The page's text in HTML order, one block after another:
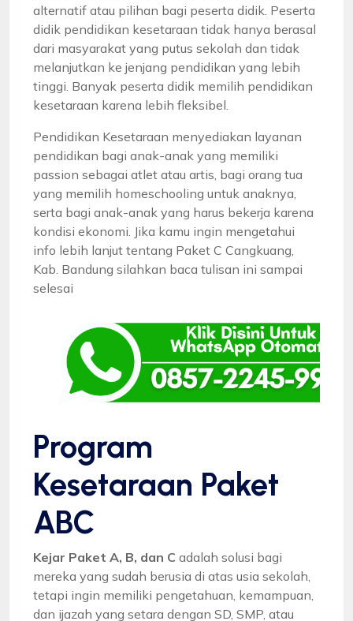
alternatif atau pilihan bagi peserta didik. Peserta
didik pendidikan kesetaraan tidak hanya berasal
dari masyarakat yang putus sekolah dan tidak
melanjutkan ke jenjang pendidikan yang lebih
tinggi. Banyak peserta didik memilih pendidikan
kesetaraan karena lebih fleksibel.
Pendidikan Kesetaraan menyediakan layanan
pendidikan bagi anak-anak yang memiliki
passion sebagai atlet atau artis, bagi orang tua
yang memilih homeschooling untuk anaknya,
serta bagi anak-anak yang harus bekerja karena
kondisi ekonomi. Jika kamu ingin mengetahui
info lebih lanjut tentang Paket C Cangkuang,
Kab. Bandung silahkan baca tulisan ini sampai
selesai
Program
Kesetaraan Paket
ABC
Kejar Paket A, B, dan C adalah solusi bagi
mereka yang sudah berusia di atas usia sekolah,
tetapi ingin memiliki pengetahuan, kemampuan,
dan ijazah yang setara dengan SD, SMP, atau